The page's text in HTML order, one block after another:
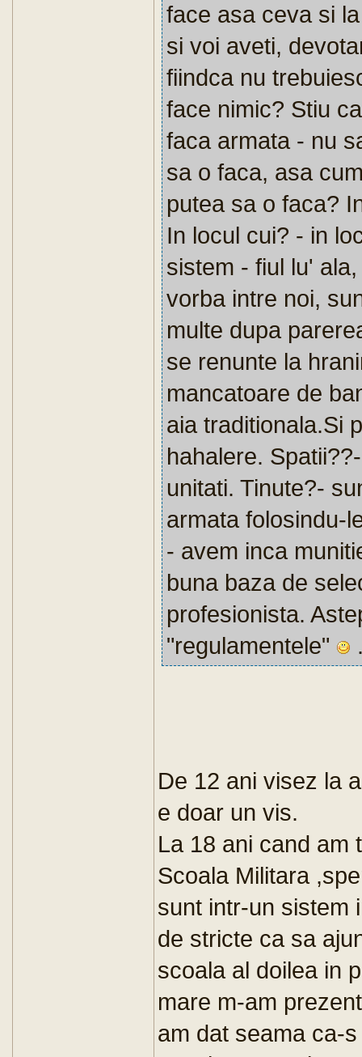
face asa ceva si
si voi aveti,
fiindca nu
face nimic? Stiu
faca armata - nu
sa o faca, asa
putea sa o faca?
In locul cui? - in
sistem - fiul lu'
vorba intre noi,
multe dupa
se renunte la
mancatoare de
aia traditionala.Si
hahalere.
unitati. Tinute?-
armata folosindu-
- avem inca
buna baza de
profesionista.
"regulamentele"
De 12 ani visez la
e doar un vis.
La 18 ani cand am
Scoala Militara
sunt intr-un sistem
de stricte ca sa
scoala al doilea in
mare m-am
am dat seama ca-